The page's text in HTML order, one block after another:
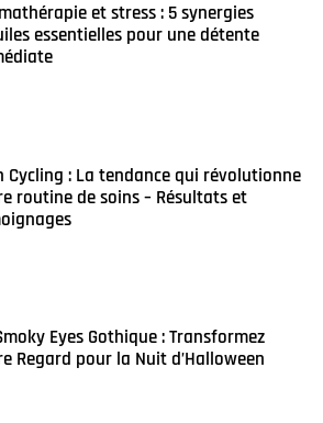
et stress : 5 synergies
essentielles pour une détente
Cycling : La tendance qui révolutionne
routine de soins – Résultats et
Eyes Gothique : Transformez
Regard pour la Nuit d’Halloween